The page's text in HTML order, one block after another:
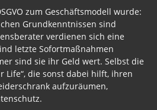
zum Geschäftsmodell wurde:
Grundkenntnissen sind
verdienen sich eine
letzte Sofortmaßnahmen
sind sie ihr Geld wert. Selbst die
Life“, die sonst dabei hilft, ihren
aufzuräumen,